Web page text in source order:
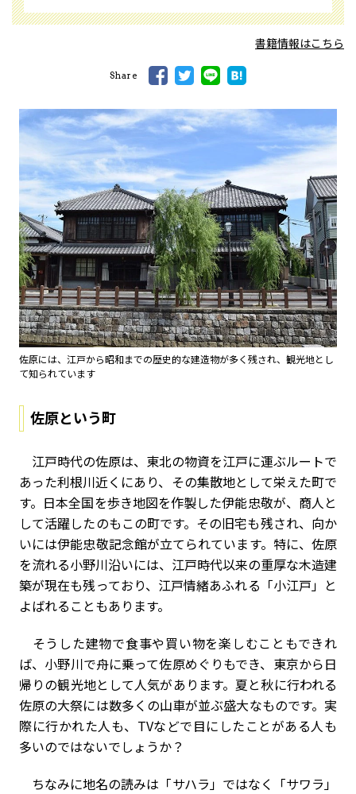
書籍情報はこちら
Share
佐原には、江戸から昭和までの歴史的な建造物が多く残され、観光地とし
て知られています
佐原という町
江戸時代の佐原は、東北の物資を江戸に運ぶルートで
あった利根川近くにあり、その集散地として栄えた町で
す。日本全国を歩き地図を作製した伊能忠敬が、商人と
して活躍したのもこの町です。その旧宅も残され、向か
いには伊能忠敬記念館が立てられています。特に、佐原
を流れる小野川沿いには、江戸時代以来の重厚な木造建
築が現在も残っており、江戸情緒あふれる「小江戸」と
よばれることもあります。
そうした建物で食事や買い物を楽しむこともできれ
ば、小野川で舟に乗って佐原めぐりもでき、東京から日
帰りの観光地として人気があります。夏と秋に行われる
佐原の大祭には数多くの山車が並ぶ盛大なものです。実
際に行かれた人も、TVなどで目にしたことがある人も
多いのではないでしょうか？
ちなみに地名の読みは「サハラ」ではなく「サワラ」